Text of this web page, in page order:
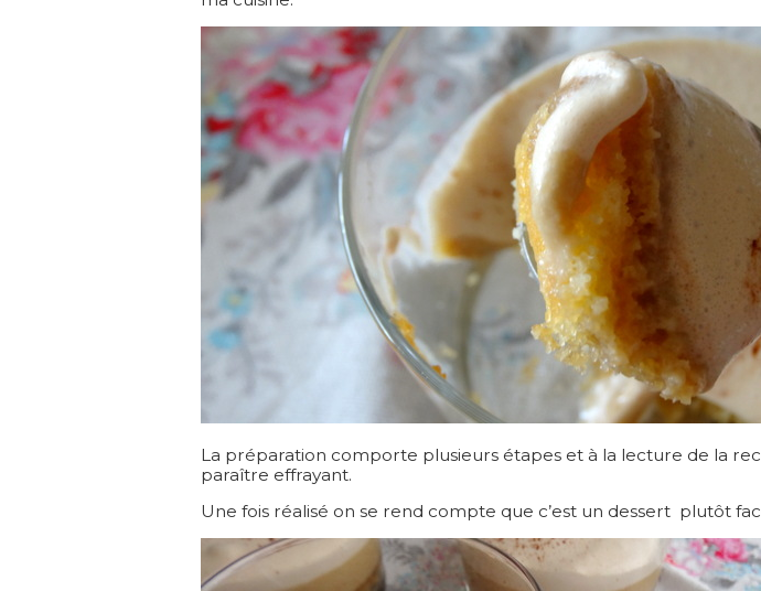
La préparation comporte plusieurs étapes et à la lecture de la
paraître effrayant.
Une fois réalisé on se rend compte que c’est un dessert plutôt